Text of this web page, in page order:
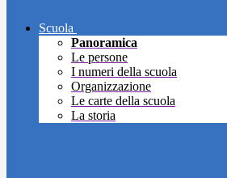
Scuola
Panoramica
Le persone
I numeri della scuola
Organizzazione
Le carte della scuola
La storia